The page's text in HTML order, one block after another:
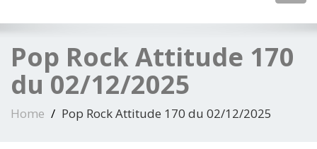
Pop Rock Attitude 170
du 02/12/2025
Home Pop Rock Attitude 170 du 02/12/2025